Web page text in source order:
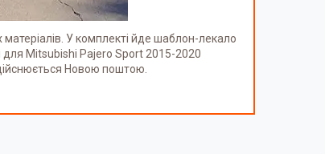
матеріалів. У комплекті йде шаблон-лекало
для Mitsubishi Pajero Sport 2015-2020
Новою поштою.